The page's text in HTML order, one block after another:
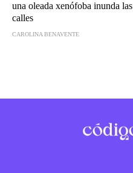
una oleada xenófoba inunda las
calles
CAROLINA BENAVENTE